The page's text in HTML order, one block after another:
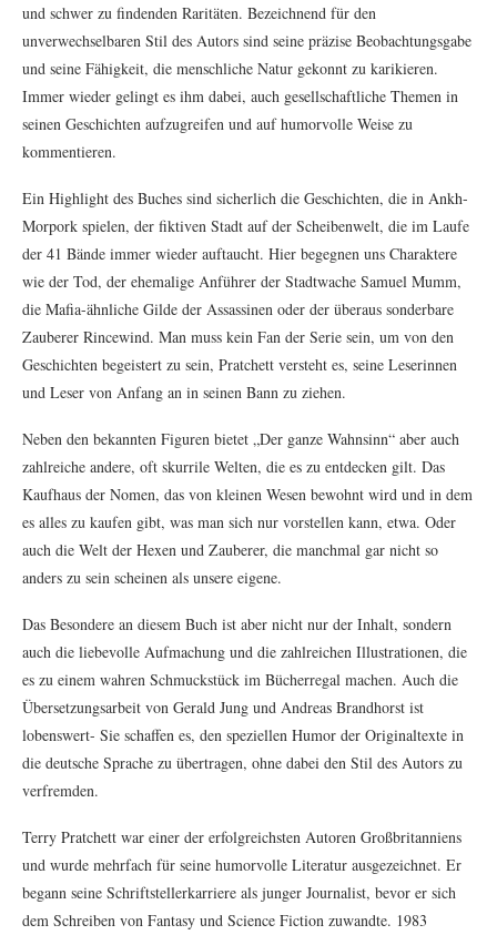
und schwer zu findenden Raritäten. Bezeichnend für den
unverwechselbaren Stil des Autors sind seine präzise Beobachtungsgabe
und seine Fähigkeit, die menschliche Natur gekonnt zu karikieren.
Immer wieder gelingt es ihm dabei, auch gesellschaftliche Themen in
seinen Geschichten aufzugreifen und auf humorvolle Weise zu
kommentieren.
Ein Highlight des Buches sind sicherlich die Geschichten, die in Ankh-
Morpork spielen, der fiktiven Stadt auf der Scheibenwelt, die im Laufe
der 41 Bände immer wieder auftaucht. Hier begegnen uns Charaktere
wie der Tod, der ehemalige Anführer der Stadtwache Samuel Mumm,
die Mafia-ähnliche Gilde der Assassinen oder der überaus sonderbare
Zauberer Rincewind. Man muss kein Fan der Serie sein, um von den
Geschichten begeistert zu sein, Pratchett versteht es, seine Leserinnen
und Leser von Anfang an in seinen Bann zu ziehen.
Neben den bekannten Figuren bietet „Der ganze Wahnsinn“ aber auch
zahlreiche andere, oft skurrile Welten, die es zu entdecken gilt. Das
Kaufhaus der Nomen, das von kleinen Wesen bewohnt wird und in dem
es alles zu kaufen gibt, was man sich nur vorstellen kann, etwa. Oder
auch die Welt der Hexen und Zauberer, die manchmal gar nicht so
anders zu sein scheinen als unsere eigene.
Das Besondere an diesem Buch ist aber nicht nur der Inhalt, sondern
auch die liebevolle Aufmachung und die zahlreichen Illustrationen, die
es zu einem wahren Schmuckstück im Bücherregal machen. Auch die
Übersetzungsarbeit von Gerald Jung und Andreas Brandhorst ist
lobenswert- Sie schaffen es, den speziellen Humor der Originaltexte in
die deutsche Sprache zu übertragen, ohne dabei den Stil des Autors zu
verfremden.
Terry Pratchett war einer der erfolgreichsten Autoren Großbritanniens
und wurde mehrfach für seine humorvolle Literatur ausgezeichnet. Er
begann seine Schriftstellerkarriere als junger Journalist, bevor er sich
dem Schreiben von Fantasy und Science Fiction zuwandte. 1983